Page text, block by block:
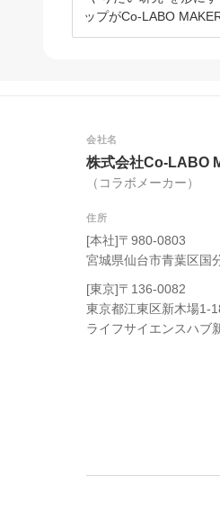
ップがCo-LABO
会社名
株式会社Co-LABO
（コラボメーカー）
住所
[本社]〒980-0803
宮城県仙台市青葉区国
[東京]〒136-0082
東京都江東区新木場1-
ライフサイエンスハブ